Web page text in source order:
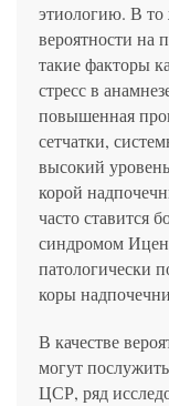
этиологию. В то
вероятности на
такие факторы
стресс в
повышенная
сетчатки,
высокий
корой
часто ставится
синдромом
патологически
коры
В качестве
могут
ЦСР, ряд